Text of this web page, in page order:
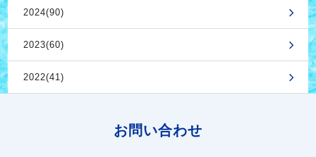
2024(90)
2023(60)
2022(41)
お問い合わせ